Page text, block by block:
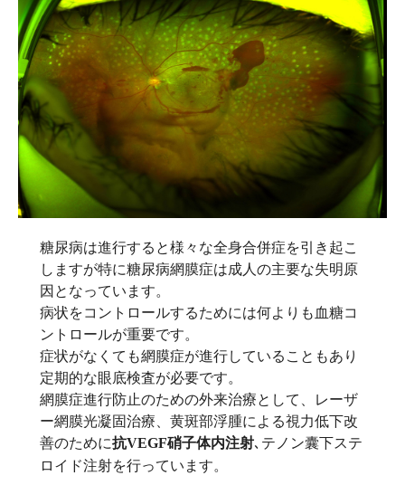
糖尿病は進行すると様々な全身合併症を引き起こ
しますが特に糖尿病網膜症は成人の主要な失明原
因となっています。
病状をコントロールするためには何よりも血糖コ
ントロールが重要です。
症状がなくても網膜症が進行していることもあり
定期的な眼底検査が必要です。
網膜症進行防止のための外来治療として、レーザ
ー網膜光凝固治療、黄斑部浮腫による視力低下改
善のために抗VEGF硝子体内注射､テノン囊下ステ
ロイド注射を行っています。